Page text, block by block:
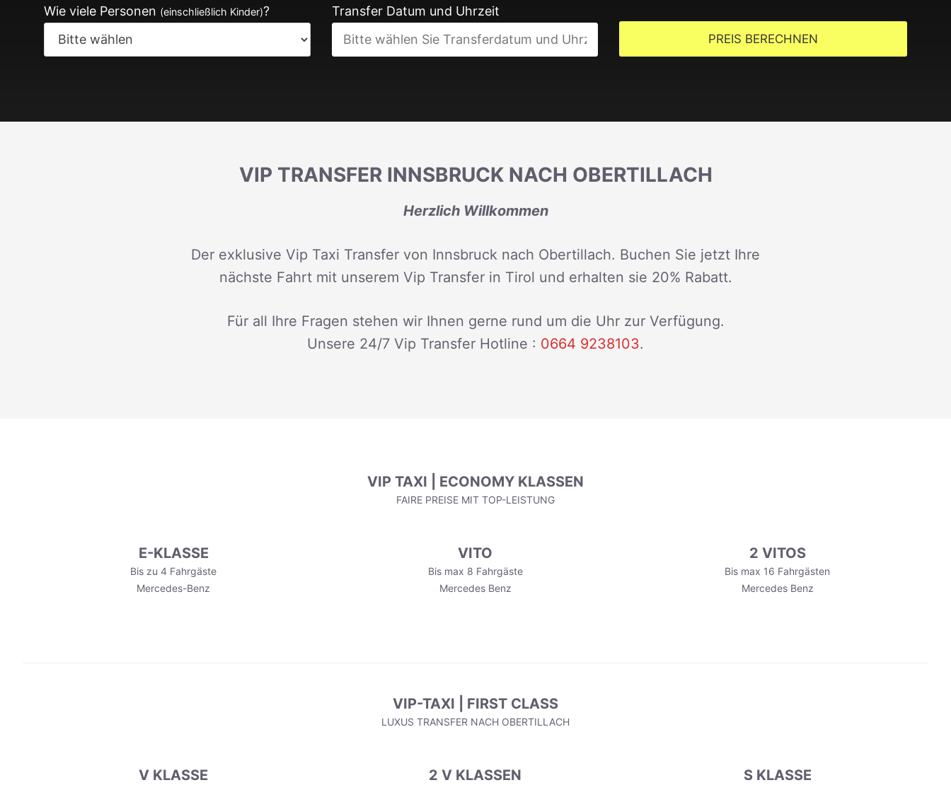
Wie viele Personen (einschließlich Kinder)? Transfer Datum und Uhrzeit
PREIS BERECHNEN
VIP TRANSFER INNSBRUCK NACH OBERTILLACH
Herzlich Willkommen
Der exklusive Vip Taxi Transfer von Innsbruck nach Obertillach. Buchen Sie jetzt Ihre
nächste Fahrt mit unserem Vip Transfer in Tirol und erhalten sie 20% Rabatt.
Für all Ihre Fragen stehen wir Ihnen gerne rund um die Uhr zur Verfügung.
Unsere 24/7 Vip Transfer Hotline : 0664 9238103.
VIP TAXI | ECONOMY KLASSEN
FAIRE PREISE MIT TOP-LEISTUNG
E-KLASSE
Bis zu 4 Fahrgäste
Mercedes-Benz
VITO
Bis max 8 Fahrgäste
Mercedes Benz
2 VITOS
Bis max 16 Fahrgästen
Mercedes Benz
VIP-TAXI | FIRST CLASS
LUXUS TRANSFER NACH OBERTILLACH
V KLASSE 2 V KLASSEN S KLASSE